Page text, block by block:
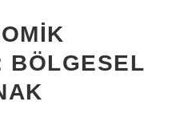
BÖLGESEL